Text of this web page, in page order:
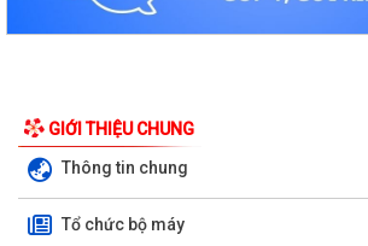
GIỚI THIỆU CHUNG